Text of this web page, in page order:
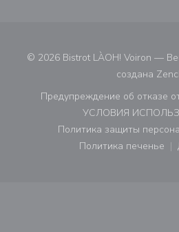
© 2026 Bistrot LÀOH! Voiron —
создана
Предупреждение об отказе
УСЛОВИЯ
Политика защиты
Политика печенье